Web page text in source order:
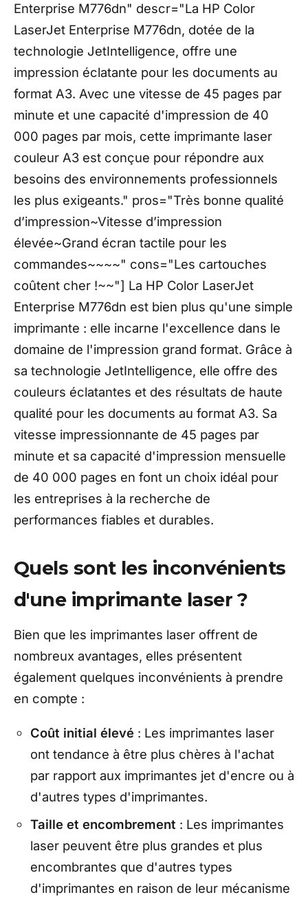
Enterprise M776dn" descr="La HP Color
LaserJet Enterprise M776dn, dotée de la
technologie JetIntelligence, offre une
impression éclatante pour les documents au
format A3. Avec une vitesse de 45 pages par
minute et une capacité d'impression de 40
000 pages par mois, cette imprimante laser
couleur A3 est conçue pour répondre aux
besoins des environnements professionnels
les plus exigeants." pros="Très bonne qualité
d’impression~Vitesse d’impression
élevée~Grand écran tactile pour les
commandes~~~~" cons="Les cartouches
coûtent cher !~~"] La HP Color LaserJet
Enterprise M776dn est bien plus qu'une simple
imprimante : elle incarne l'excellence dans le
domaine de l'impression grand format. Grâce à
sa technologie JetIntelligence, elle offre des
couleurs éclatantes et des résultats de haute
qualité pour les documents au format A3. Sa
vitesse impressionnante de 45 pages par
minute et sa capacité d'impression mensuelle
de 40 000 pages en font un choix idéal pour
les entreprises à la recherche de
performances fiables et durables.
Quels sont les inconvénients
d'une imprimante laser ?
Bien que les imprimantes laser offrent de
nombreux avantages, elles présentent
également quelques inconvénients à prendre
en compte :
Coût initial élevé : Les imprimantes laser
ont tendance à être plus chères à l'achat
par rapport aux imprimantes jet d'encre ou à
d'autres types d'imprimantes.
Taille et encombrement : Les imprimantes
laser peuvent être plus grandes et plus
encombrantes que d'autres types
d'imprimantes en raison de leur mécanisme